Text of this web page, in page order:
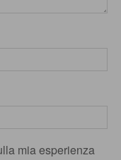
mia esperienza